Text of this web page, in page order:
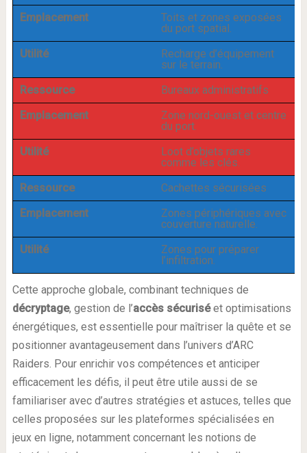
Emplacement
Toits et zones exposées
du port spatial.
Utilité
Recharge d’équipement
sur le terrain.
Ressource
Bureaux administratifs
Emplacement
Zone nord-ouest et centre
du port.
Utilité
Loot d’objets rares
comme les clés.
Ressource
Cachettes sécurisées
Emplacement
Zones périphériques avec
couverture naturelle.
Utilité
Zones pour préparer
l’infiltration.
Cette approche globale, combinant techniques de
décryptage, gestion de l’accès sécuriséet optimisations
énergétiques, est essentielle pour maîtriser la quête et se
positionner avantageusement dans l’univers d’ARC
Raiders. Pour enrichir vos compétences et anticiper
efficacement les défis, il peut être utile aussi de se
familiariser avec d’autres stratégies et astuces, telles que
celles proposées sur les plateformes spécialisées en
jeux en ligne, notamment concernant les notions de